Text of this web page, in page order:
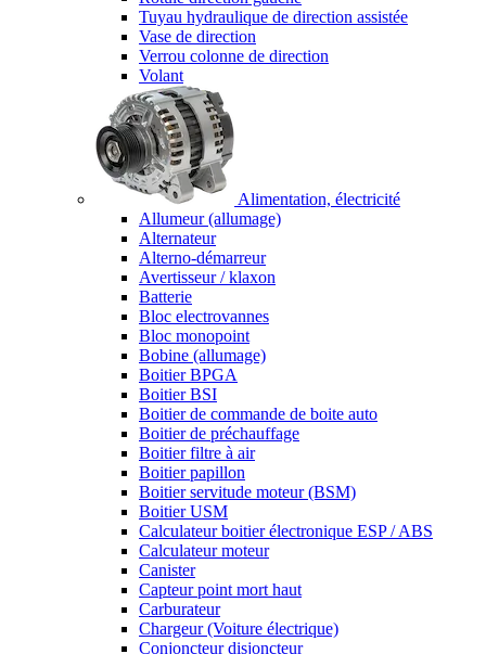
Tuyau hydraulique de direction assistée
Vase de direction
Verrou colonne de direction
Volant
Alimentation, électricité
Allumeur (allumage)
Alternateur
Alterno-démarreur
Avertisseur / klaxon
Batterie
Bloc electrovannes
Bloc monopoint
Bobine (allumage)
Boitier BPGA
Boitier BSI
Boitier de commande de boite auto
Boitier de préchauffage
Boitier filtre à air
Boitier papillon
Boitier servitude moteur (BSM)
Boitier USM
Calculateur boitier électronique ESP / ABS
Calculateur moteur
Canister
Capteur point mort haut
Carburateur
Chargeur (Voiture électrique)
Conjoncteur disjoncteur